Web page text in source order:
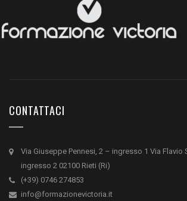
CONTATTACI
Via Giuseppe Pennesi, 2 – ingresso 1 Via Flavio
ingresso 2 02100 Rieti (Ri)
(+39) 0746 274853
info@formazionevictoria.it